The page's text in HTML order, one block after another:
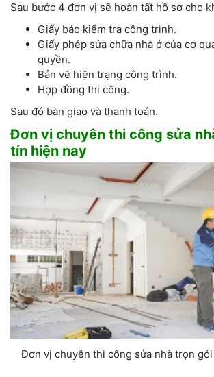
Sau bước 4 đơn vị sẽ hoàn tất hồ sơ cho
Giấy báo kiểm tra công trình.
Giấy phép sửa chữa nhà ở của cơ
quyền.
Bản vẽ hiện trạng công trình.
Hợp đồng thi công.
Sau đó bàn giao và thanh toán.
Đơn vị chuyên thi công sửa
tín hiện nay
Đơn vị chuyên thi công sửa nhà trọn